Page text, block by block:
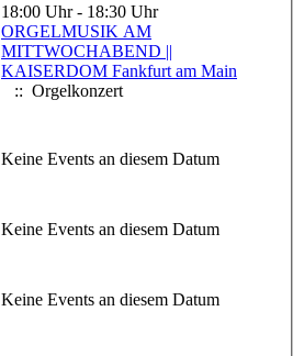
18:00 Uhr - 18:30 Uhr
ORGELMUSIK AM
MITTWOCHABEND ||
KAISERDOM Fankfurt am Main
:: Orgelkonzert
Keine Events an diesem Datum
Keine Events an diesem Datum
Keine Events an diesem Datum